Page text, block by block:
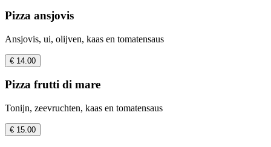
Pizza ansjovis
Ansjovis, ui, olijven, kaas en tomatensaus
€ 14.00
Pizza frutti di mare
Tonijn, zeevruchten, kaas en tomatensaus
€ 15.00